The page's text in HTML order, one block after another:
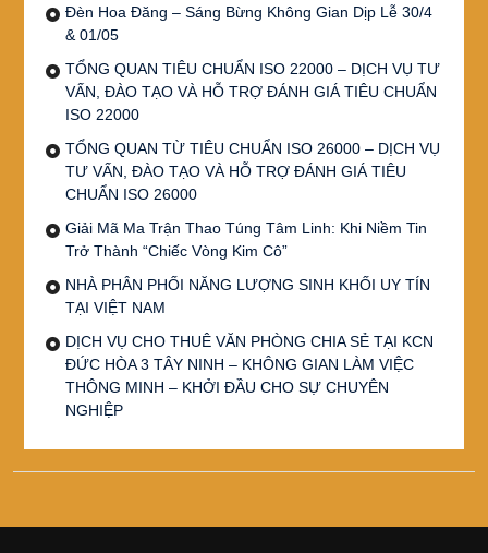
Đèn Hoa Đăng – Sáng Bừng Không Gian Dịp Lễ 30/4
& 01/05
TỔNG QUAN TIÊU CHUẨN ISO 22000 – DỊCH VỤ TƯ
VẤN, ĐÀO TẠO VÀ HỖ TRỢ ĐÁNH GIÁ TIÊU CHUẨN
ISO 22000
TỔNG QUAN TỪ TIÊU CHUẨN ISO 26000 – DỊCH VỤ
TƯ VẤN, ĐÀO TẠO VÀ HỖ TRỢ ĐÁNH GIÁ TIÊU
CHUẨN ISO 26000
Giải Mã Ma Trận Thao Túng Tâm Linh: Khi Niềm Tin
Trở Thành “Chiếc Vòng Kim Cô”
NHÀ PHÂN PHỐI NĂNG LƯỢNG SINH KHỐI UY TÍN
TẠI VIỆT NAM
DỊCH VỤ CHO THUÊ VĂN PHÒNG CHIA SẺ TẠI KCN
ĐỨC HÒA 3 TÂY NINH – KHÔNG GIAN LÀM VIỆC
THÔNG MINH – KHỞI ĐẦU CHO SỰ CHUYÊN
NGHIỆP